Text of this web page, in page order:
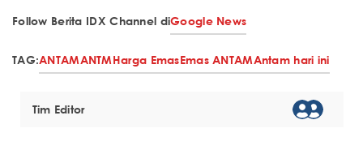
Follow Berita IDX Channel diGoogle News
TAG:ANTAMANTMHarga EmasEmas ANTAMAntam hari ini
Tim Editor